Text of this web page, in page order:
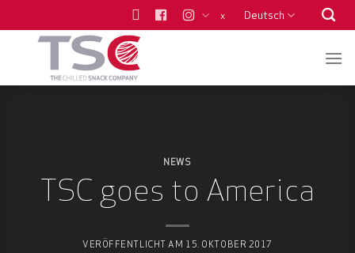
Inhalt
x Deutsch
NEWS
TSC goes to America
VERÖFFENTLICHT AM 15. OKTOBER 2017